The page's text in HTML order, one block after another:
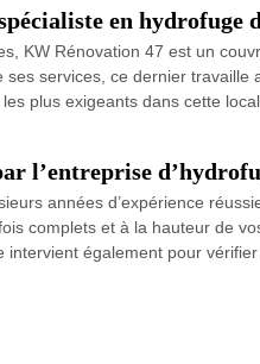
en hydrofuge
KW Rénovation 47 est un
services, ce dernier
plus exigeants dans cette
l’entreprise
années d’expérience
complets et à la hauteur de
intervient également pour